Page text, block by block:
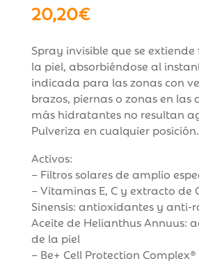
20,20€
Spray invisible que se
la piel, absorbiéndose al
indicada para las zonas con
brazos, piernas o zonas en las
más hidratantes no resultan
Pulveriza en cualquier posición.
Activos:
– Filtros solares de amplio
– Vitaminas E, C y extracto de
Sinensis: antioxidantes y anti-
Aceite de Helianthus Annuus:
de la piel
– Be+ Cell Protection Complex®